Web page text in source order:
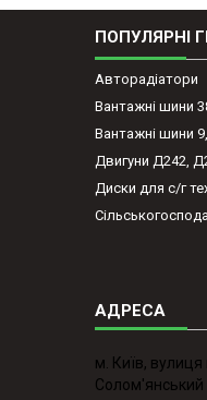
ПОПУЛЯРНІ
Авторадіатори
Вантажні шини
Вантажні шини
Двигуни Д242,
Диски для с/г
м. Київ,
Солом'янський